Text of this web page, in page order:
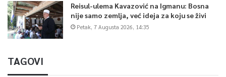
Reisul-ulema Kavazović na Igmanu: Bosna
nije samo zemlja, već ideja za koju se živi
Petak, 7 Augusta 2026, 14:35
TAGOVI